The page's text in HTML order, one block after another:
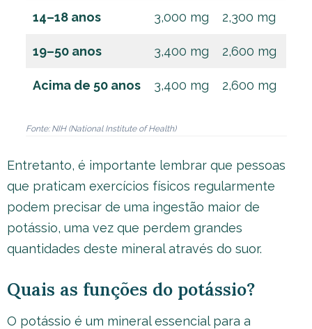
14–18 anos 3,000 mg 2,300 mg
19–50 anos 3,400 mg 2,600 mg
Acima de 50 anos 3,400 mg 2,600 mg
Fonte: NIH (National Institute of Health)
Entretanto, é importante lembrar que pessoas
que praticam exercícios físicos regularmente
podem precisar de uma ingestão maior de
potássio, uma vez que perdem grandes
quantidades deste mineral através do suor.
Quais as funções do potássio?
O potássio é um mineral essencial para a